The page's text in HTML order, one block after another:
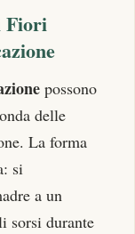
Fiori
possono
delle
La forma
si
a un
sorsi durante